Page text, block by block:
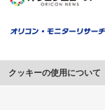
クッキーの使用について
このサイトでは Cookie